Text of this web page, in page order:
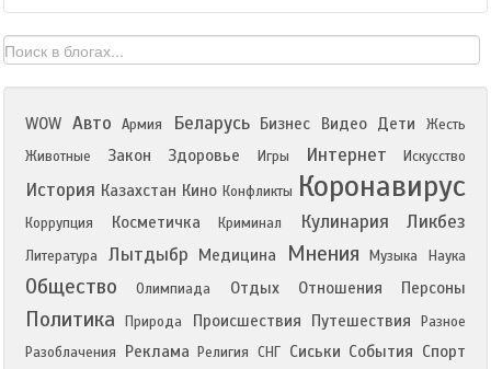
WOW Авто Армия Беларусь Бизнес Видео Дети
Жесть
Животные
Закон Здоровье Игры Интернет Искусство
История Казахстан Кино Конфликты Коронавирус
Коррупция Косметичка Криминал Кулинария Ликбез
Литература Лытдыбр Медицина Мнения Музыка Наука
Общество Олимпиада Отдых Отношения Персоны
Политика Природа Происшествия Путешествия
Разное
Разоблачения
Реклама Религия СНГ Сиськи События Спорт